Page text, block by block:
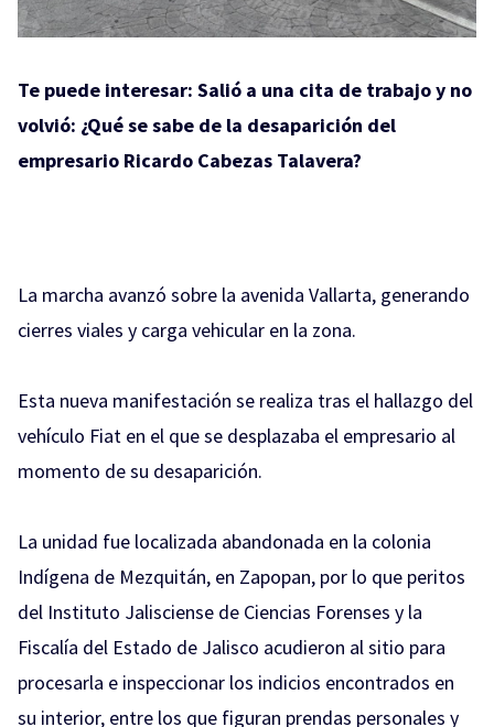
Te puede interesar: Salió a una cita de trabajo y no
volvió: ¿Qué se sabe de la desaparición del
empresario Ricardo Cabezas Talavera?
La marcha avanzó sobre la avenida Vallarta, generando
cierres viales y carga vehicular en la zona.
Esta nueva manifestación se realiza tras el hallazgo del
vehículo Fiat en el que se desplazaba el empresario al
momento de su desaparición.
La unidad fue localizada abandonada en la colonia
Indígena de Mezquitán, en Zapopan, por lo que peritos
del Instituto Jalisciense de Ciencias Forenses y la
Fiscalía del Estado de Jalisco acudieron al sitio para
procesarla e inspeccionar los indicios encontrados en
su interior, entre los que figuran prendas personales y